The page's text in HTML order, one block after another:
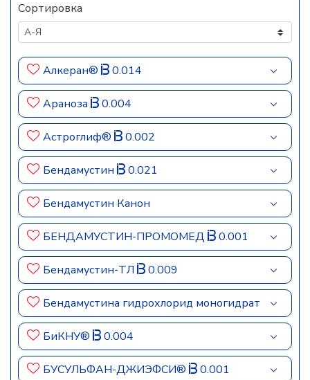
Сортировка
Алкеран® 0.014
Араноза 0.004
Астроглиф® 0.002
Бендамустин 0.021
Бендамустин Канон
БЕНДАМУСТИН-ПРОМОМЕД 0.001
Бендамустин-ТЛ 0.009
Бендамустина гидрохлорид моногидрат
БиКНУ® 0.004
БУСУЛЬФАН-ДЖИЭФСИ® 0.001